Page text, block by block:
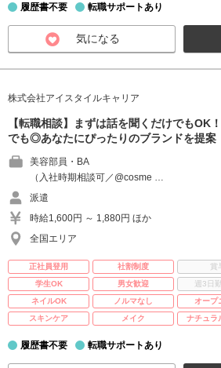
履歴書不要 転職サポートあり
気になる
株式会社アイスタイルキャリア
【転職相談】まずは話を聞くだけでもOK
でも◎あなたにぴったりのブランドを提案
美容部員・BA
（入社時期相談可／@cosme …
派遣
時給1,600円 ～ 1,880円 ほか
全国エリア
正社員登用 社割制度 賞
学生OK
男女歓迎 週3日
ネイルOK
ノルマなし オープ
スキンケア
メイク ナチュラ
履歴書不要 転職サポートあり